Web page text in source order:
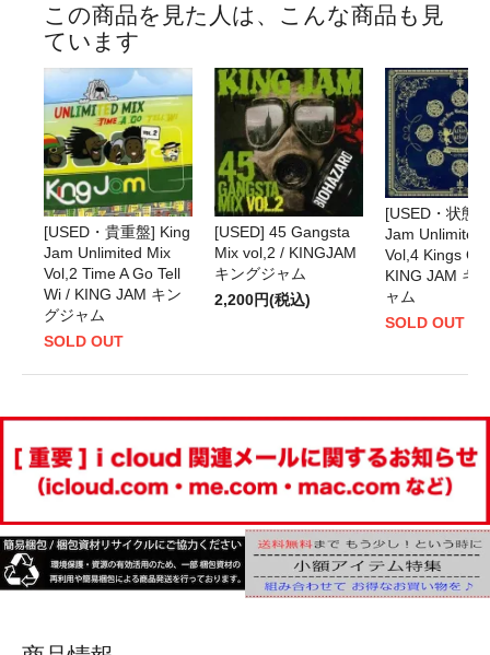
この商品を見た人は、こんな商品も見
ています
[USED・貴重盤] King
Jam Unlimited Mix
Vol,2 Time A Go Tell
Wi / KING JAM キン
グジャム
SOLD OUT
[USED] 45 Gangsta
Mix vol,2 / KINGJAM
キングジャム
2,200円(税込)
[USED・状態
Jam Unlimited
Vol,4 Kings Of
KING JAM キ
ャム
SOLD OUT